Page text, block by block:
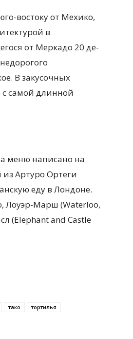
востоку от Мехико,
в
от Меркадо 20 де-
В закусочных
самой длинной
а меню написано на
из Артуро Ортеги
еду в Лондоне.
Лоуэр-Марш (Waterloo,
(Elephant and Castle
тако тортилья